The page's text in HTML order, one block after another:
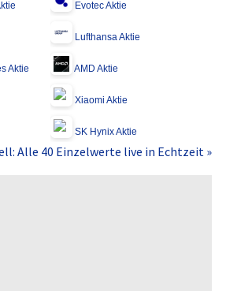
Evotec Aktie
Lufthansa Aktie
Aktie AMD Aktie
Xiaomi Aktie
SK Hynix Aktie
Alle 40 Einzelwerte live in Echtzeit »